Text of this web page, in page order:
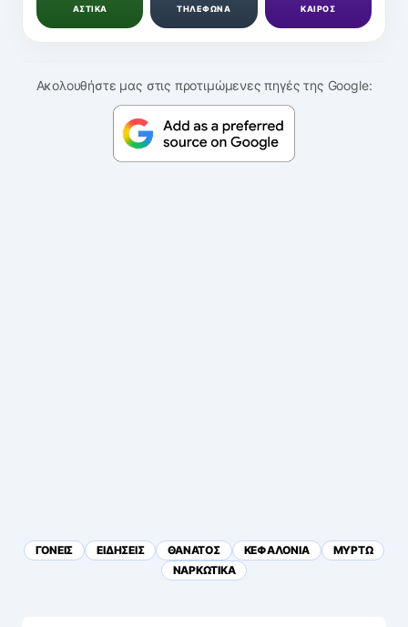
ΑΣΤΙΚΑ ΤΗΛΕΦΩΝΑ ΚΑΙΡΟΣ
Ακολουθήστε μας στις προτιμώμενες πηγές της Google:
ΓΟΝΕΙΣ ΕΙΔΗΣΕΙΣ ΘΑΝΑΤΟΣ ΚΕΦΑΛΟΝΙΑ
ΜΥΡΤΩ
ΝΑΡΚΩΤΙΚΑ